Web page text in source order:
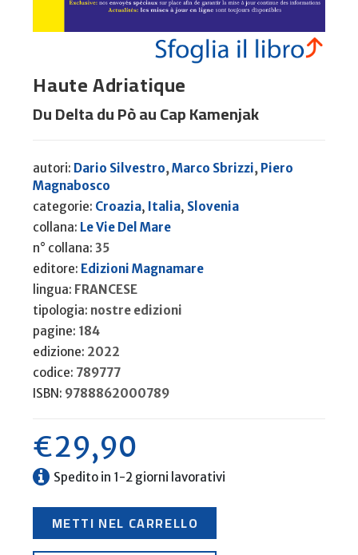
Haute Adriatique
Du Delta du Pò au Cap Kamenjak
autori: Dario Silvestro,Marco Sbrizzi, Piero
Magnabosco
categorie: Croazia, Italia, Slovenia
collana: Le Vie Del Mare
n° collana:35
editore: Edizioni Magnamare
lingua: FRANCESE
tipologia: nostre edizioni
pagine: 184
edizione: 2022
codice: 789777
ISBN: 9788862000789
€29,90
Spedito in 1-2 giorni lavorativi
METTI NEL CARRELLO